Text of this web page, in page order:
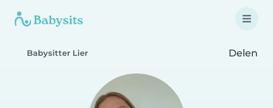
Babysitter Lier Delen